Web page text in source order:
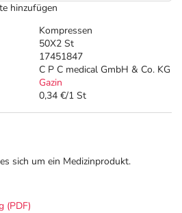
Kompressen
50X2 St
17451847
C P C medical GmbH & Co. KG
Gazin
0,34 €/1 St
hinzufügen
sich um ein Medizinprodukt.
(PDF)